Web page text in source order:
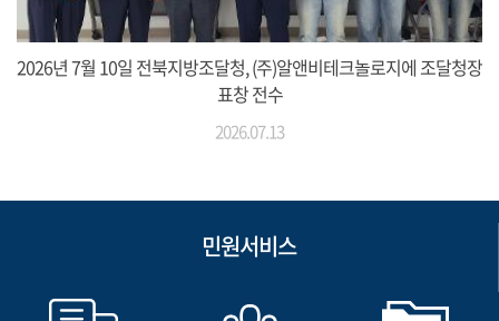
2026년 7월 10일 전북지방조달청, (주)알앤비테크놀로지에 조달청장
표창 전수
2026.07.13
민원서비스